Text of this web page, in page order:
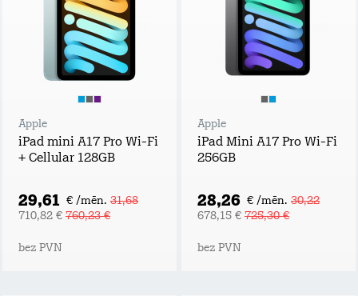
Apple
iPad mini A17 Pro Wi-Fi
+ Cellular 128GB
29,61 € /mēn. 31,68
710,82 € 760,23 €
bez PVN
Apple
iPad Mini A17 Pro Wi-Fi
256GB
28,26 € /mēn. 30,22
678,15 € 725,30 €
bez PVN